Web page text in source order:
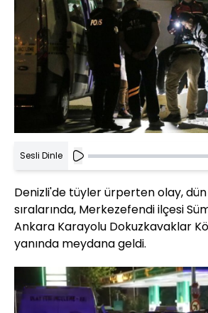
Sesli Dinle
Denizli'de tüyler ürperten olay, dün
sıralarında, Merkezefendi ilçesi
Ankara Karayolu Dokuzkavaklar
yanında meydana geldi.